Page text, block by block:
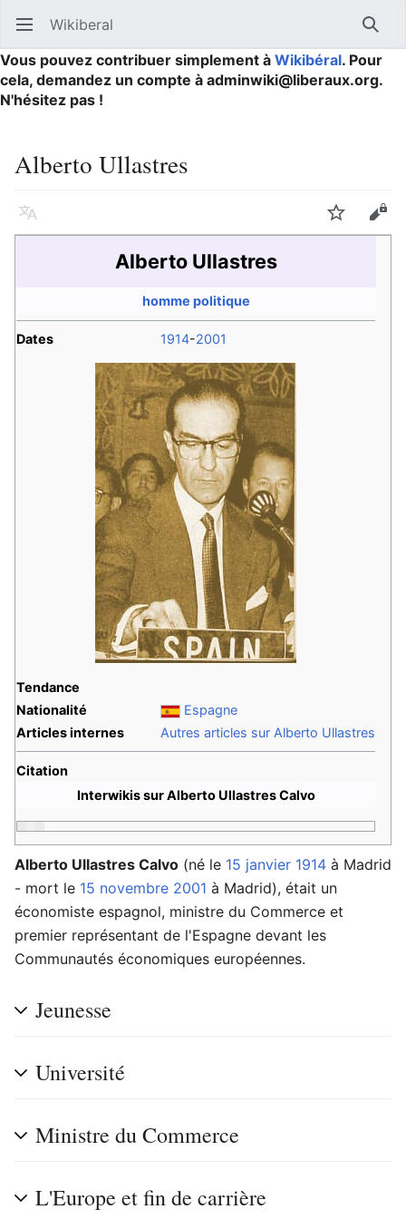
Ouvrir le menu principal Wikiberal
Vous pouvez contribuer simplement à Wikibéral. Pour
cela, demandez un compte à adminwiki@liberaux.org.
N'hésitez pas !
Alberto Ullastres
Langue Suivre
Alberto Ullastres
homme politique
Dates 1914-2001
Tendance
Nationalité
Espagne
Articles internes
Autres articles sur Alberto Ullastres
Citation
Interwikis sur Alberto Ullastres Calvo
Alberto Ullastres Calvo (né le 15 janvier 1914 à Madrid
- mort le 15 novembre 2001 à Madrid), était un
économiste espagnol, ministre du Commerce et
premier représentant de l'Espagne devant les
Communautés économiques européennes.
Jeunesse
Université
Ministre du Commerce
L'Europe et fin de carrière